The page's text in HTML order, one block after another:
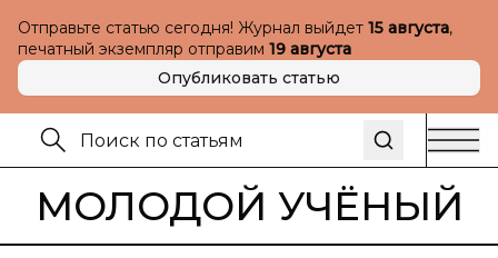
Отправьте статью сегодня! Журнал выйдет 15 августа,
печатный экземпляр отправим 19 августа
Опубликовать статью
МОЛОДОЙ УЧЁНЫЙ